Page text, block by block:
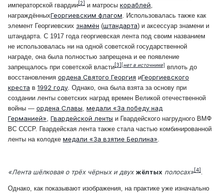
императорской гвардии [2] и матросы кораблей,
награждённыхГеоргиевским флагом. Использовалась также как
элемент Георгиевских знамён (штандарта) и аксессуар знамени и
штандарта. C 1917 года георгиевская лента под своим названием
не использовалась ни на одной советской государственной
награде, она была полностью запрещена и ее появление
запрещалось при советской власти [3] нет в источнике
вплоть до
восстановления ордена Святого Георгия иГеоргиевского
креста в 1992 году. Однако, она была взята за основу при
создании ленты советских наград времен Великой отечественной
войны — ордена Славы, медали «За победу над
Германией», Гвардейской ленты и Гвардейского нагрудного ВМФ
ВС СССР. Гвардейская лента также стала частью комбинированной
ленты на колодке медали «За взятие Берлина».
«Лента шёлковая о трёх чёрных и двух жёлтых полосах» [4] .
Однако, как показывают изображения, на практике уже изначально